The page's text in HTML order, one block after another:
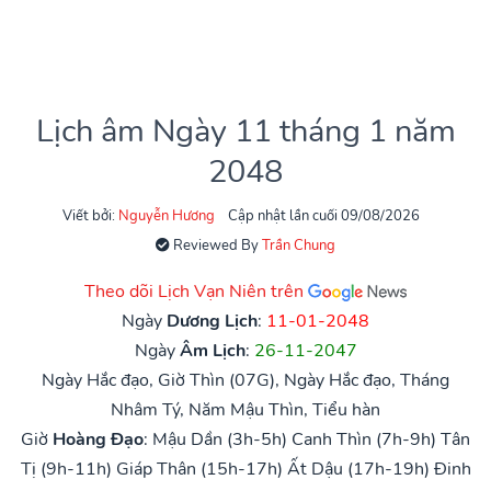
Lịch âm Ngày 11 tháng 1 năm
2048
Viết bởi: Nguyễn Hương
Cập nhật lần cuối 09/08/2026
Reviewed ByTrần Chung
Theo dõi Lịch Vạn Niên trên
Ngày Dương Lịch: 11-01-2048
NgàyÂm Lịch: 26-11-2047
Ngày Hắc đạo, Giờ Thìn (07G), Ngày Hắc đạo, Tháng
Nhâm Tý, Năm Mậu Thìn, Tiểu hàn
Giờ Hoàng Đạo: Mậu Dần (3h-5h) Canh Thìn (7h-9h) Tân
Tị (9h-11h) Giáp Thân (15h-17h) Ất Dậu (17h-19h) Đinh